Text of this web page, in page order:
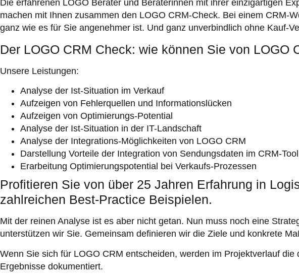
Die erfahrenen LOGO Berater und Beraterinnen mit ihrer einzigartigen
machen mit Ihnen zusammen den LOGO CRM-Check. Bei einem CRM-
ganz wie es für Sie angenehmer ist. Und ganz unverbindlich ohne Kauf-
Der LOGO CRM Check: wie können Sie von LOGO
Unsere Leistungen:
Analyse der Ist-Situation im Verkauf
Aufzeigen von Fehlerquellen und Informationslücken
Aufzeigen von Optimierungs-Potential
Analyse der Ist-Situation in der IT-Landschaft
Analyse der Integrations-Möglichkeiten von LOGO CRM
Darstellung Vorteile der Integration von Sendungsdaten im CRM-Tool
Erarbeitung Optimierungspotential bei Verkaufs-Prozessen
Profitieren Sie von über 25 Jahren Erfahrung in
zahlreichen Best-Practice Beispielen.
Mit der reinen Analyse ist es aber nicht getan. Nun muss noch eine
unterstützen wir Sie. Gemeinsam definieren wir die Ziele und konkrete
Wenn Sie sich für LOGO CRM entscheiden, werden im Projektverlauf die
Ergebnisse dokumentiert.